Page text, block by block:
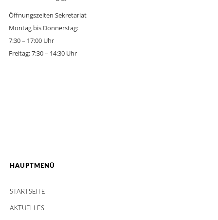
Öffnungszeiten Sekretariat
Montag bis Donnerstag:
7:30 – 17:00 Uhr
Freitag: 7:30 – 14:30 Uhr
HAUPTMENÜ
STARTSEITE
AKTUELLES